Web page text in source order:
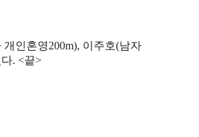
개인혼영200m), 이주호(남자
. <끝>